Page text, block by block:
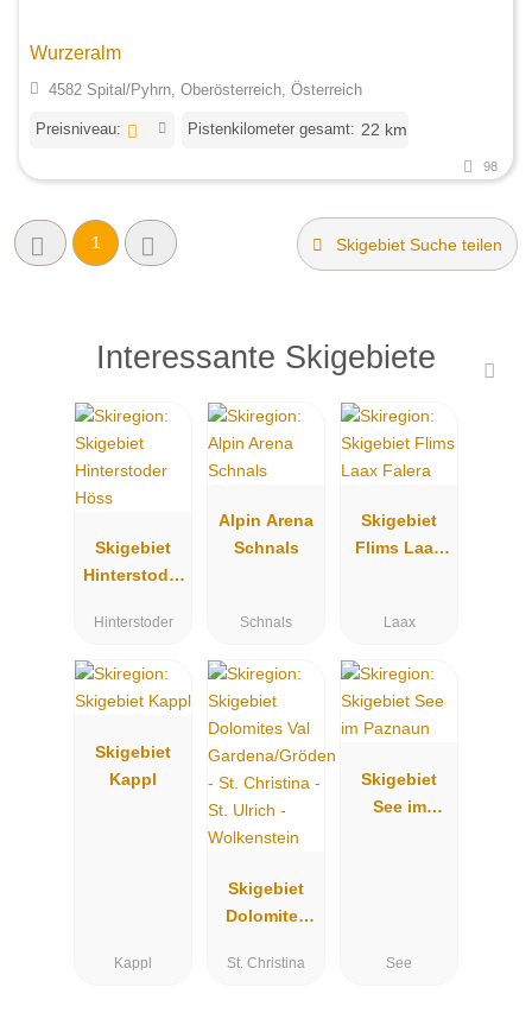
Wurzeralm
4582 Spital/Pyhrn, Oberösterreich, Österreich
Preisniveau: Pistenkilometer gesamt: 22 km
98
1 Skigebiet Suche teilen
Interessante Skigebiete
Skigebiet
Hinterstoder
Hinterstoder
Alpin Arena
Schnals
Schnals
Skigebiet
Flims Laax
Laax
Skigebiet
Kappl
Kappl
Skigebiet
Dolomites
Gardena/Grö
St. Christina
Skigebiet
See im
See